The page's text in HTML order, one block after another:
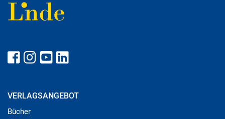
VERLAGSANGEBOT
Bücher